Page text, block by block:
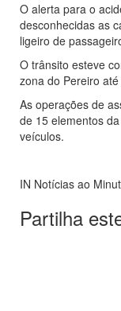
O alerta para o
desconhecidas as
ligeiro de
O trânsito esteve
zona do Pereiro
As operações de
de 15 elementos
veículos.
IN Notícias ao
Partilha